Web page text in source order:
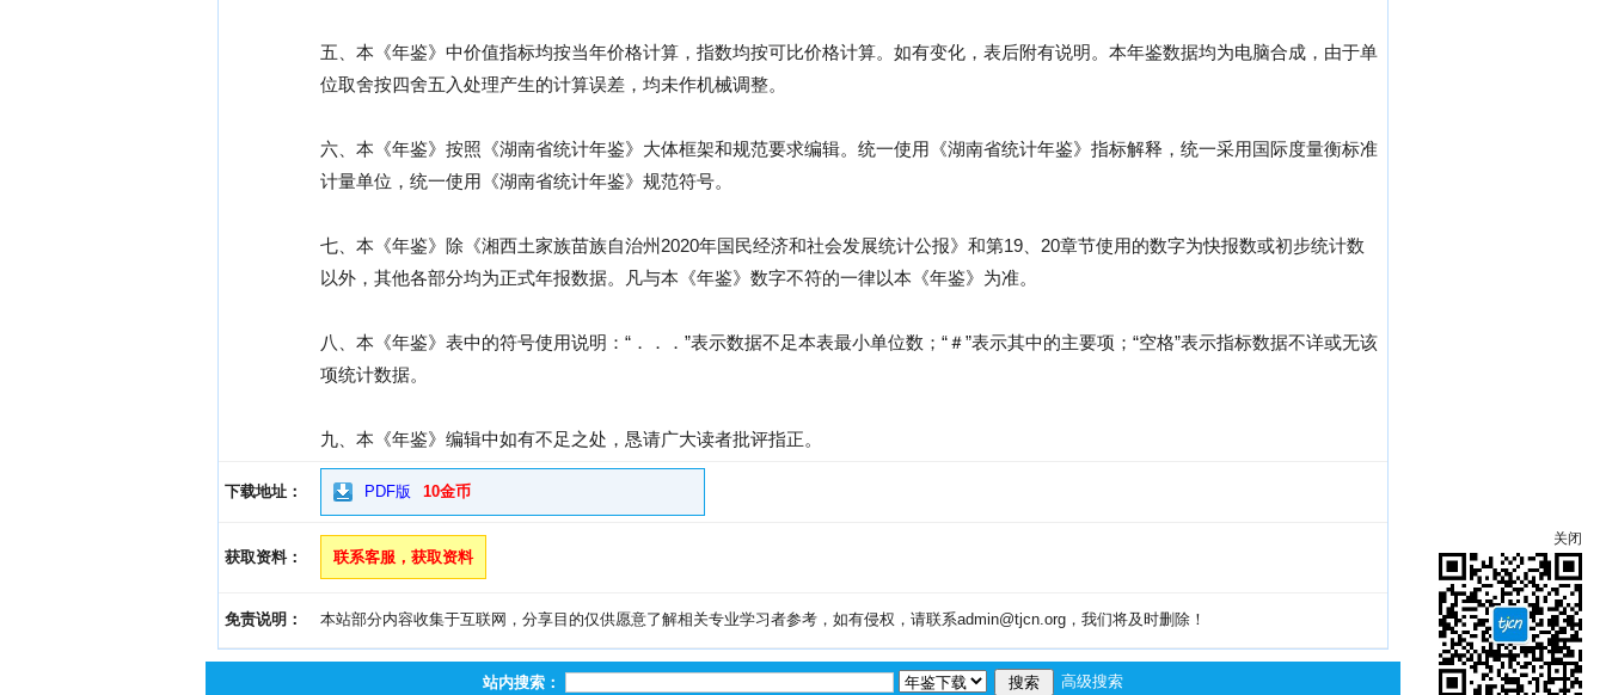
五、本《年鉴》中价值指标均按当年价格计算，指数均按可比价格计算。如有变化，表后附有说明。本年鉴数据均为电脑合成，由于单
位取舍按四舍五入处理产生的计算误差，均未作机械调整。
六、本《年鉴》按照《湖南省统计年鉴》大体框架和规范要求编辑。统一使用《湖南省统计年鉴》指标解释，统一采用国际度量衡标准
计量单位，统一使用《湖南省统计年鉴》规范符号。
七、本《年鉴》除《湘西土家族苗族自治州2020年国民经济和社会发展统计公报》和第19、20章节使用的数字为快报数或初步统计数
以外，其他各部分均为正式年报数据。凡与本《年鉴》数字不符的一律以本《年鉴》为准。
八、本《年鉴》表中的符号使用说明：“．．．”表示数据不足本表最小单位数；“＃”表示其中的主要项；“空格”表示指标数据不详或无该
项统计数据。
九、本《年鉴》编辑中如有不足之处，恳请广大读者批评指正。
下载地址： PDF版 10金币
获取资料： 联系客服，获取资料
免责说明： 本站部分内容收集于互联网，分享目的仅供愿意了解相关专业学习者参考，如有侵权，请联系admin@tjcn.org，我们将及时删除！
站内搜索： 高级搜索
关闭